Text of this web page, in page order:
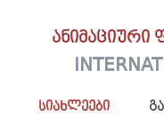
ანიმაციური
სიახლეები